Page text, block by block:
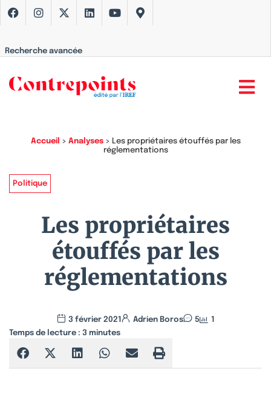
Recherche avancée
Accueil > Analyses> Les propriétaires étouffés par les
réglementations
Politique
Les propriétaires
étouffés par les
réglementations
3 février 2021 Adrien Boros 5
1
Temps de lecture : 3 minutes